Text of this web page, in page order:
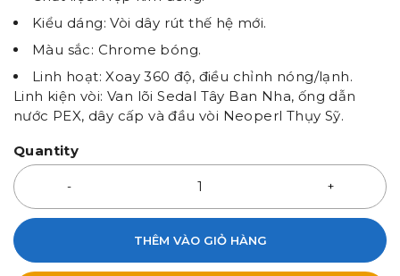
Kiểu dáng: Vòi dây rút thế hệ mới.
Màu sắc: Chrome bóng.
Linh hoạt: Xoay 360 độ, điều chỉnh nóng/lạnh.
Linh kiện vòi: Van lõi Sedal Tây Ban Nha, ống dẫn
nước PEX, dây cấp và đầu vòi Neoperl Thụy Sỹ.
Quantity
THÊM VÀO GIỎ HÀNG